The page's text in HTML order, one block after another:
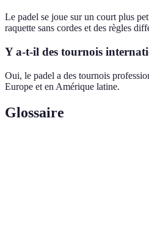
Le padel se joue sur un court plus
raquette sans cordes et des règles
Y a-t-il des tournois
Oui, le padel a des tournois
Europe et en Amérique latine.
Glossaire